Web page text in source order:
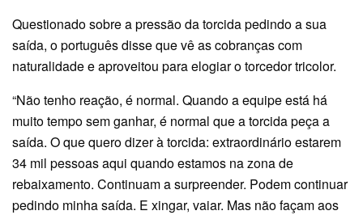
Questionado sobre a pressão da torcida pedindo a sua
saída, o português disse que vê as cobranças com
naturalidade e aproveitou para elogiar o torcedor tricolor.
“Não tenho reação, é normal. Quando a equipe está há
muito tempo sem ganhar, é normal que a torcida peça a
saída. O que quero dizer à torcida: extraordinário estarem
34 mil pessoas aqui quando estamos na zona de
rebaixamento. Continuam a surpreender. Podem continuar
pedindo minha saída. E xingar, vaiar. Mas não façam aos